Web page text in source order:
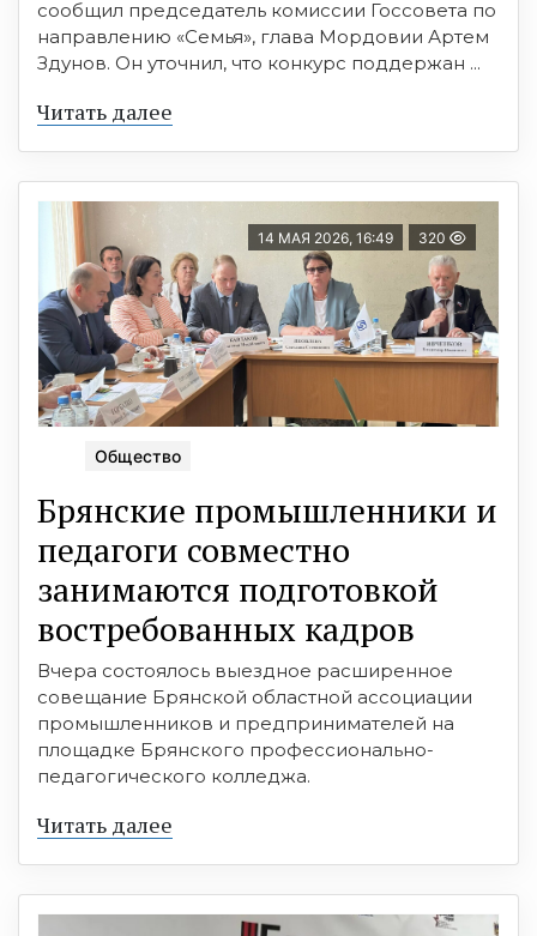
сообщил председатель комиссии Госсовета по
направлению «Семья», глава Мордовии Артем
Здунов. Он уточнил, что конкурс поддержан ...
Читать далее
14 МАЯ 2026, 16:49 320
Общество
Брянские промышленники и
педагоги совместно
занимаются подготовкой
востребованных кадров
Вчера состоялось выездное расширенное
совещание Брянской областной ассоциации
промышленников и предпринимателей на
площадке Брянского профессионально-
педагогического колледжа.
Читать далее